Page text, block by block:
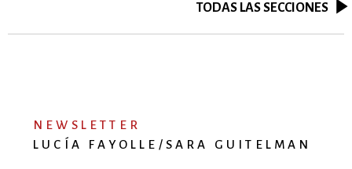
TODAS LAS SECCIONES
NEWSLETTER
LUCÍA FAYOLLE/SARA GUITELMAN